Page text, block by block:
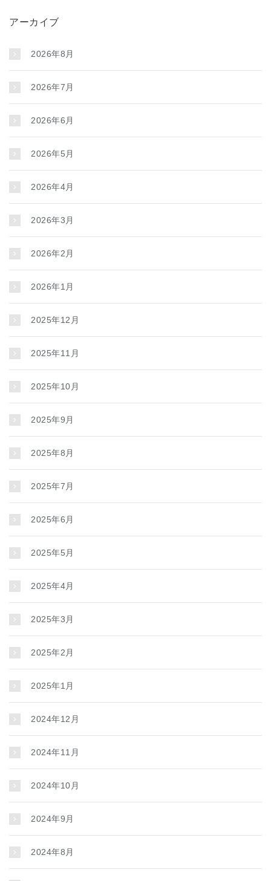
アーカイブ
2026年8月
2026年7月
2026年6月
2026年5月
2026年4月
2026年3月
2026年2月
2026年1月
2025年12月
2025年11月
2025年10月
2025年9月
2025年8月
2025年7月
2025年6月
2025年5月
2025年4月
2025年3月
2025年2月
2025年1月
2024年12月
2024年11月
2024年10月
2024年9月
2024年8月